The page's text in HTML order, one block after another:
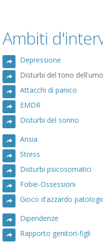
Ambiti
Depressione
Disturbi del tono
Attacchi di panico
EMDR
Disturbi del sonno
Ansia
Stress
Disturbi psicosomatici
Fobie-Ossessioni
Gioco d'azzardo
Dipendenze
Rapporto genitori-figli